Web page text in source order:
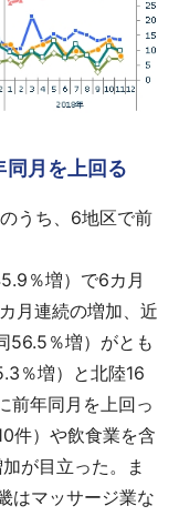
月を上回る
うち、6地区で前
％増）で6カ月
月連続の増加、近
56.5％増）がとも
％増）と北陸16
前年同月を上回っ
件）や飲食業を含
が目立った。ま
はマッサージ業な